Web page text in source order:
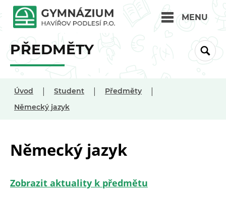
MENU
PŘEDMĚTY
Úvod | Student | Předměty |
Německý jazyk
Německý jazyk
Zobrazit aktuality k předmětu